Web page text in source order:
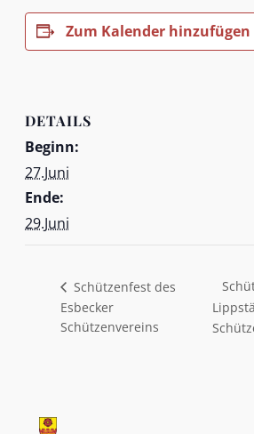
Zum Kalender hinzufügen
DETAILS
Beginn:
27.Juni
Ende:
29.Juni
Schützenfest des
Esbecker
Schützenvereins